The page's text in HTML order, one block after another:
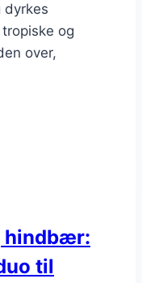
dyrkes
og
over,
hindbær:
til